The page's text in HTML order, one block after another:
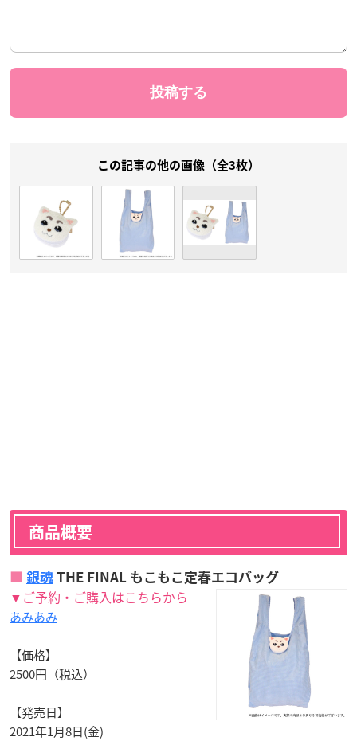
この記事の他の画像（全3枚）
商品概要
銀魂 THE FINAL もこもこ定春エコバッグ
▼ご予約・ご購入はこちらから
あみあみ
【価格】
2500円（税込）
【発売日】
2021年1月8日(金)